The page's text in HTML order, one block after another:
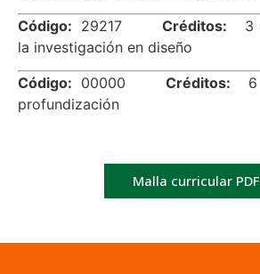
Código: 29217 Créditos: 3
la investigación en diseño
Código: 00000 Créditos: 6
profundización
Malla curricular PDF